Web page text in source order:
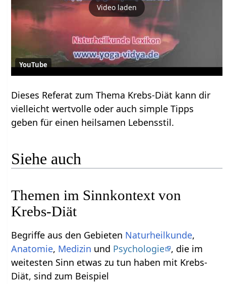
Video laden
YouTube
Dieses Referat zum Thema Krebs-Diät kann dir
vielleicht wertvolle oder auch simple Tipps
geben für einen heilsamen Lebensstil.
Siehe auch
Themen im Sinnkontext von
Krebs-Diät
Begriffe aus den Gebieten Naturheilkunde,
Anatomie, Medizin und Psychologie , die im
weitesten Sinn etwas zu tun haben mit Krebs-
Diät, sind zum Beispiel